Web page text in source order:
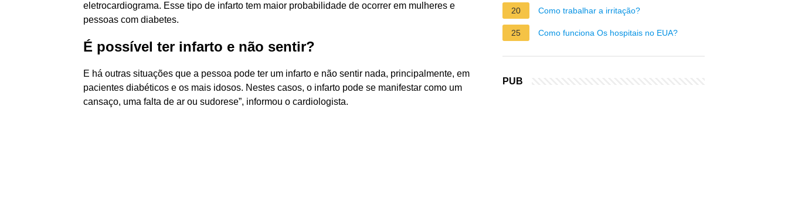
eletrocardiograma. Esse tipo de infarto tem maior probabilidade de ocorrer em mulheres e
pessoas com diabetes.
É possível ter infarto e não sentir?
E há outras situações que a pessoa pode ter um infarto e não sentir nada, principalmente, em
pacientes diabéticos e os mais idosos. Nestes casos, o infarto pode se manifestar como um
cansaço, uma falta de ar ou sudorese”, informou o cardiologista.
20 Como trabalhar a irritação?
25 Como funciona Os hospitais no EUA?
PUB